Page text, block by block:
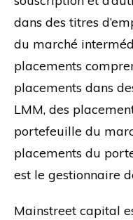
dans des titres
du marché
placements
placements dans
LMM, des
portefeuille du
placements du
est le gestionnaire
Mainstreet capital